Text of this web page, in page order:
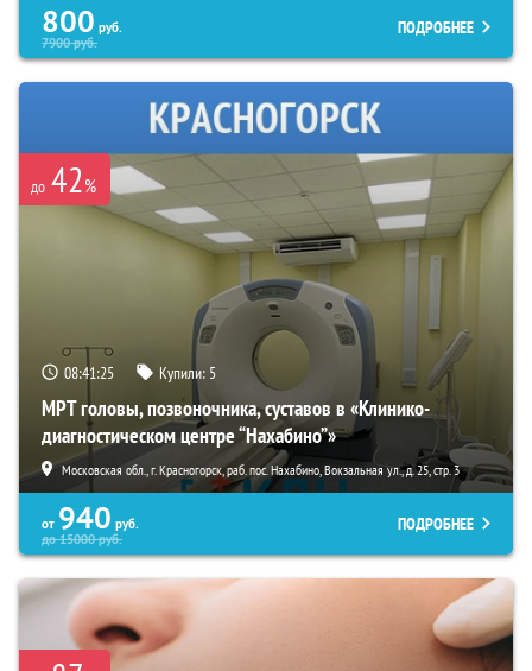
800 руб.
7900руб.
ПОДРОБНЕЕ
до 42%
08:41:24 Купили: 5
МРТ головы, позвоночника, суставов в «Клинико-
диагностическом центре “Нахабино”»
Московская обл., г. Красногорск, раб. пос. Нахабино, Вокзальная ул., д. 25, стр. 3
от 940 руб.
до15000руб.
ПОДРОБНЕЕ